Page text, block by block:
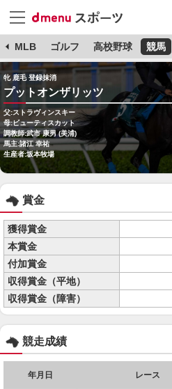
MLB ゴルフ 高校野球 競馬
牝 鹿毛 登録抹消
プットオンザリッツ
父:ストラヴィンスキー
母:ビューティスカット
調教師:武市 康男 (美浦)
馬主:諸江 幸祐
生産者:坂本牧場
賞金
獲得賞金
本賞金
付加賞金
収得賞金（平地）
収得賞金（障害）
競走成績
年月日 レース